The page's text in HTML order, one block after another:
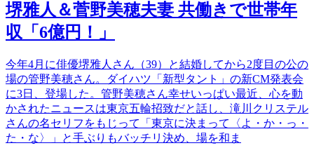
堺雅人＆菅野美穂夫妻 共働きで世帯年
収「6億円！」
今年4月に俳優堺雅人さん（39）と結婚してから2度目の公の
場の管野美穂さん。ダイハツ「新型タント」の新CM発表会
に3日、登場した。管野美穂さん幸せいっぱい最近、心を動
かされたニュースは東京五輪招致だと話し、滝川クリステル
さんの名セリフをもじって「東京に決まって〈よ・か・っ・
た・な〉」と手ぶりもバッチリ決め、場を和ま